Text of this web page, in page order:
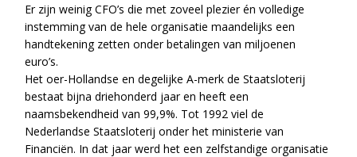
Er zijn weinig CFO’s die met zoveel plezier én volledige
instemming van de hele organisatie maandelijks een
handtekening zetten onder betalingen van miljoenen
euro’s.
Het oer-Hollandse en degelijke A-merk de Staatsloterij
bestaat bijna driehonderd jaar en heeft een
naamsbekendheid van 99,9%. Tot 1992 viel de
Nederlandse Staatsloterij onder het ministerie van
Financiën. In dat jaar werd het een zelfstandige organisatie